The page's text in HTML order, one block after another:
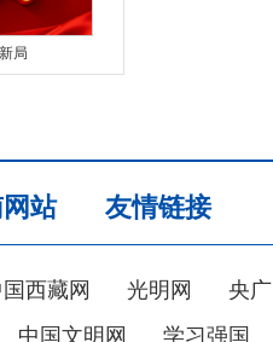
局
站 友情链接
西藏网 光明网 央广
中国文明网 学习强国